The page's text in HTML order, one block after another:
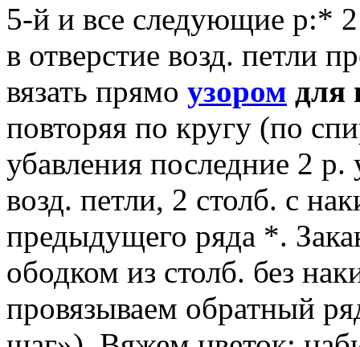
5-й и все следующие р:* 2
в отверстие возд. петли
вязать прямо узором для
повторяя по кругу (по
убавления последние 2
возд. петли, 2 столб. с
предыдущего ряда *.
ободком из столб. без
провязываем обратный